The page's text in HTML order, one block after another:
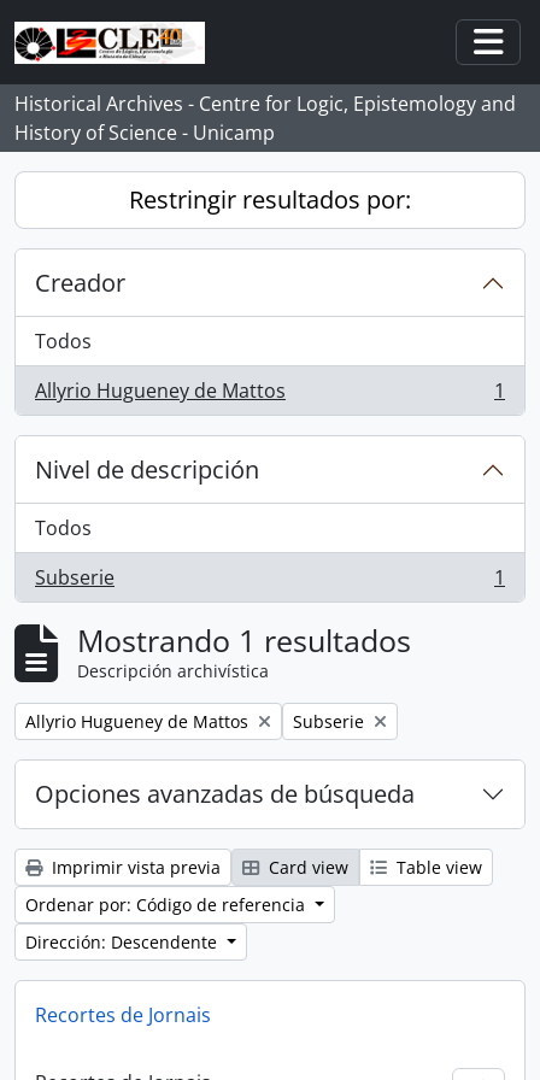
Skip to main content
Historical Archives - Centre for Logic, Epistemology and
History of Science - Unicamp
Restringir resultados por:
Creador
Todos
Allyrio Hugueney de Mattos
, 1 resultados 1
Nivel de descripción
Todos
Subserie
, 1 resultados 1
Mostrando 1 resultados
Descripción archivística
Remove filter:
Allyrio Hugueney de Mattos Remove filter:
Subserie
Opciones avanzadas de búsqueda
Imprimir vista previa Card view
Table view
Ordenar por: Código de referencia
Dirección: Descendente
Recortes de Jornais